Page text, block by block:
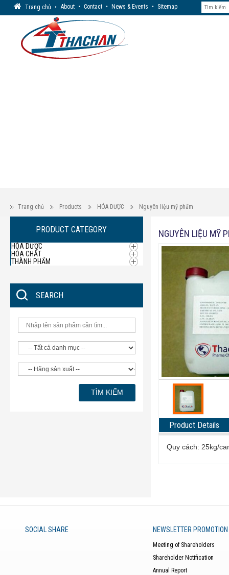
Trang chủ • About • Contact • News & Events • Sitemap
Trang chủ Products HÓA DƯỢC Nguyên liệu mỹ phẩm
PRODUCT CATEGORY
HÓA DƯỢC
HÓA CHẤT
THÀNH PHẨM
SEARCH
NGUYÊN LIỆU MỸ
Product Details
Quy cách: 25kg/
SOCIAL SHARE NEWSLETTER PROMOTION
Meeting of Shareholders
Shareholder Notification
Annual Report